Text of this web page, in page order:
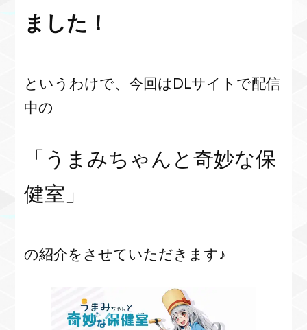
ました！
というわけで、今回はDLサイトで配信
中の
「うまみちゃんと奇妙な保
健室」
の紹介をさせていただきます♪